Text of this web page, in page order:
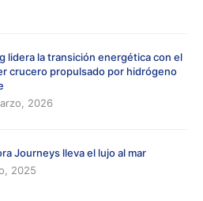
lidera la transición energética con el
crucero propulsado por hidrógeno
2026
Journeys lleva el lujo al mar
2025